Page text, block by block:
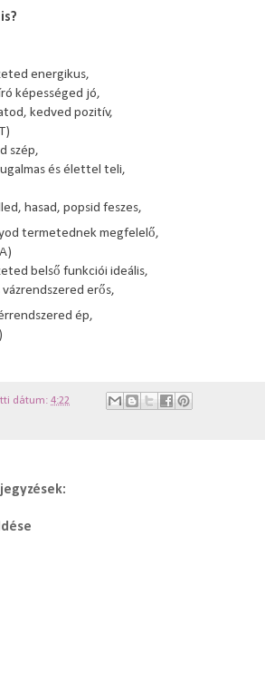
energikus,
képességed jó,
kedved pozitív,
szép,
és élettel teli,
hasad, popsid feszes,
termetednek megfelelő,
belső funkciói ideális,
vázrendszered erős,
ép,
dátum: 4:22